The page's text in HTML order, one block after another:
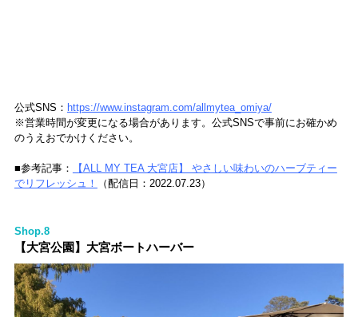
公式SNS： https://www.instagram.com/allmytea_omiya/
※営業時間が変更になる場合があります。公式SNSで事前にお確かめ
のうえおでかけください。
■参考記事：
【ALL MY TEA 大宮店】 やさしい味わいのハーブティー
でリフレッシュ！
（配信日：2022.07.23）
Shop.8
【大宮公園】大宮ボートハーバー